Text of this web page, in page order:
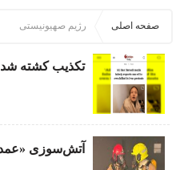
صفحه اصلی رژیم صهیونیستی
تکذیب کشته
آتش‌سوزی